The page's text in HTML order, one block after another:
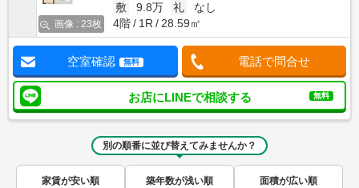
画像 : 23枚
敷
9.8万 礼
なし
4階
1R 28.59㎡
空室確認 無料 電話で問合せ
お店にLINEで相談する 無料
別の順番に並び替えてみませんか？
家賃が安い順 築年数が浅い順 面積が広い順